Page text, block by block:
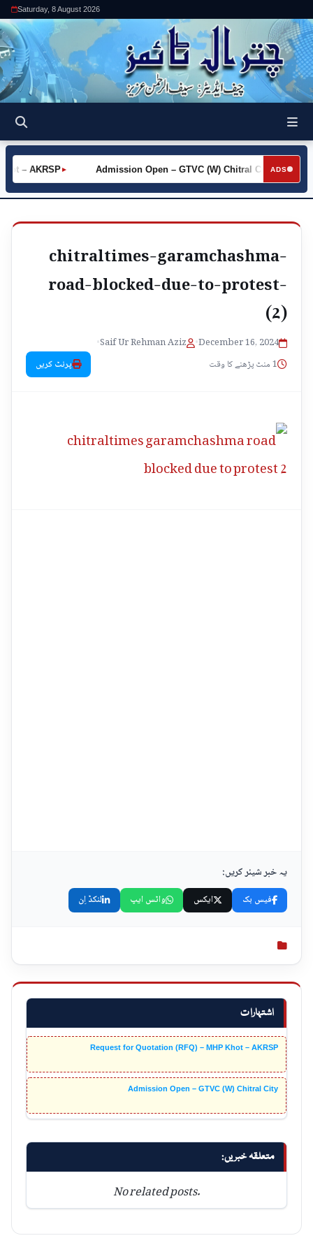
Saturday, 8 August 2026
ADS
►
– AKRSP ►
Admission Open – GTVC (W) Chitral City
اشتہارات
Request for Quotation (RFQ) – MHP Khot – AKRSP
Admission Open – GTVC (W) Chitral City
متعلقہ خبریں:
No related posts.
chitraltimes-garamchashma-
road-blocked-due-to-protest-
(2)
December 16, 2024
•
Saif Ur Rehman Aziz
•
1 منٹ پڑھنے کا وقت
پرنٹ کریں
یہ خبر شیئر کریں:
فیس بک ایکس واٹس ایپ لنکڈ اِن